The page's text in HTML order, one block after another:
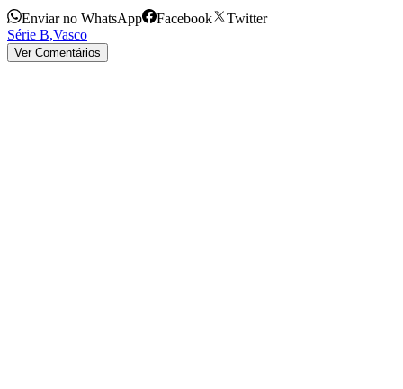
Enviar no WhatsApp Facebook
Twitter
Série B,Vasco
Ver Comentários